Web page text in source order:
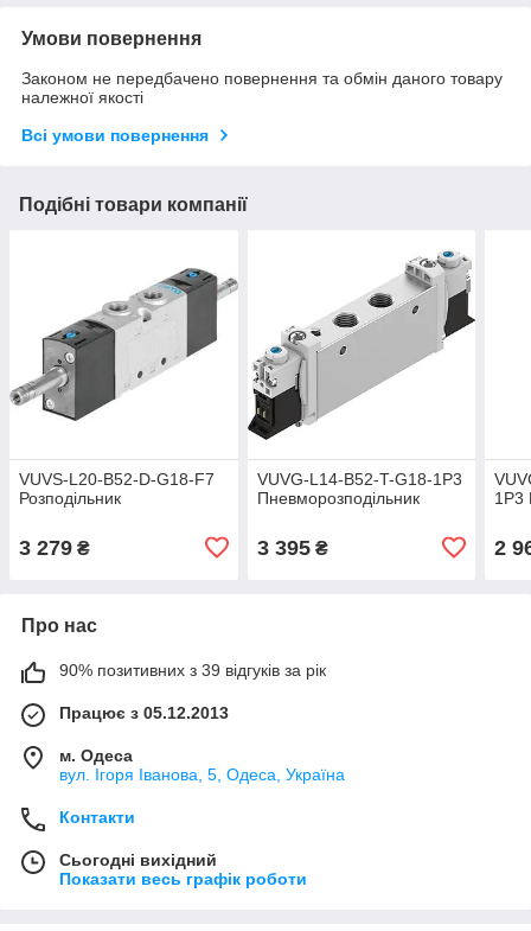
Умови повернення
Законом не передбачено повернення та обмін даного товару
належної якості
Всі умови повернення
Подібні товари компанії
VUVS-L20-B52-D-G18-F7
Розподільник
3 279 ₴
VUVG-L14-B52-T-G18-1P3
Пневморозподільник
3 395₴
1P3
2
Про нас
90% позитивних з 39 відгуків за рік
Працює з 05.12.2013
м. Одеса
вул. Ігоря Іванова, 5, Одеса, Україна
Контакти
Сьогодні вихідний
Показати весь графік роботи